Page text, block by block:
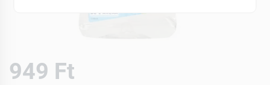
949 Ft